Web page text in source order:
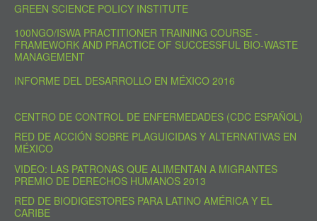
GREEN SCIENCE POLICY INSTITUTE
100NGO/ISWA PRACTITIONER TRAINING COURSE -
FRAMEWORK AND PRACTICE OF SUCCESSFUL BIO-WASTE
MANAGEMENT
INFORME DEL DESARROLLO EN MÉXICO 2016
CENTRO DE CONTROL DE ENFERMEDADES (CDC ESPAÑOL)
RED DE ACCIÓN SOBRE PLAGUICIDAS Y ALTERNATIVAS EN
MÉXICO
VIDEO: LAS PATRONAS QUE ALIMENTAN A MIGRANTES
PREMIO DE DERECHOS HUMANOS 2013
RED DE BIODIGESTORES PARA LATINO AMÉRICA Y EL
CARIBE